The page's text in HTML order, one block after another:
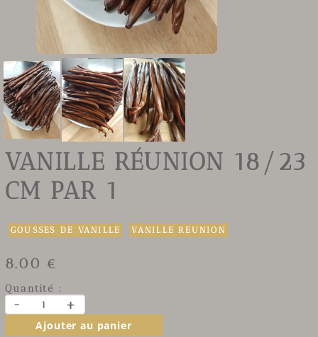
VANILLE RÉUNION 18/23
CM PAR 1
GOUSSES DE VANILLE VANILLE REUNION
8.00 €
Quantité :
- +
Ajouter au panier